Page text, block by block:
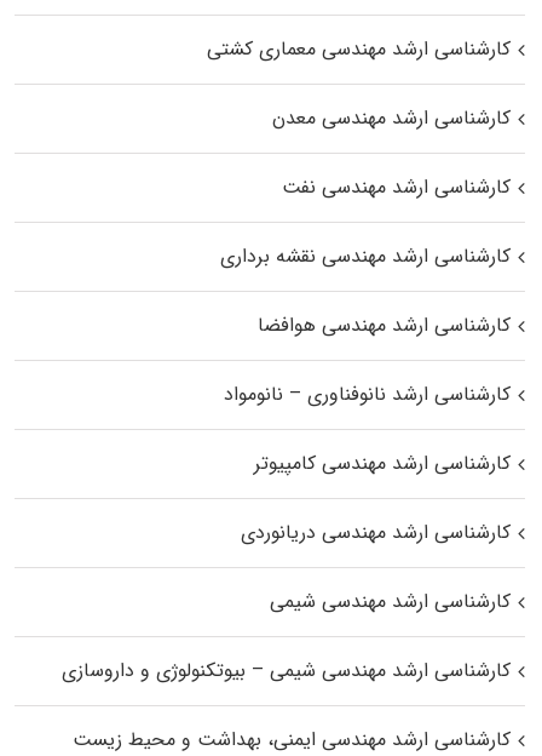
کارشناسی ارشد مهندسی معماری کشتی
کارشناسی ارشد مهندسی معدن
کارشناسی ارشد مهندسی نفت
کارشناسی ارشد مهندسی نقشه برداری
کارشناسی ارشد مهندسی هوافضا
کارشناسی ارشد نانوفناوری – نانومواد
کارشناسی ارشد مهندسی کامپیوتر
کارشناسی ارشد مهندسی دریانوردی
کارشناسی ارشد مهندسی شیمی
کارشناسی ارشد مهندسی شیمی – بیوتکنولوژی و داروسازی
کارشناسی ارشد مهندسی ایمنی، بهداشت و محیط زیست